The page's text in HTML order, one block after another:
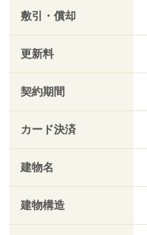
敷引・償却
更新料
契約期間
カード決済
建物名
建物構造